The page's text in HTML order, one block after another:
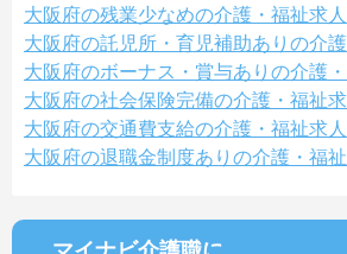
大阪府の残業少なめの介護・福祉求人
大阪府の託児所・育児補助ありの介
大阪府のボーナス・賞与ありの介護
大阪府の社会保険完備の介護・福祉求
大阪府の交通費支給の介護・福祉求人
大阪府の退職金制度ありの介護・福祉